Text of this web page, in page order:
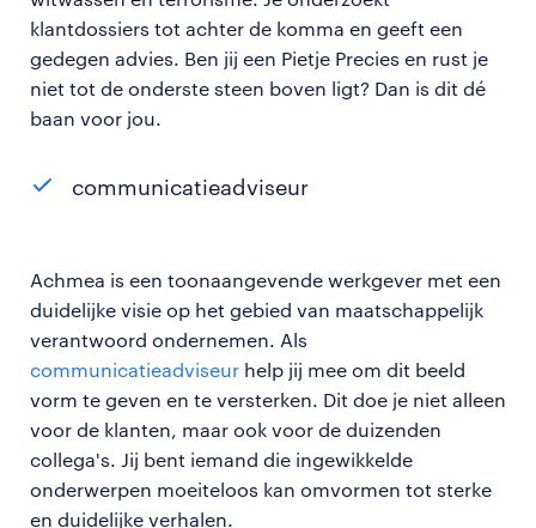
klantdossiers tot achter de komma en geeft een
gedegen advies. Ben jij een Pietje Precies en rust je
niet tot de onderste steen boven ligt? Dan is dit dé
baan voor jou.
communicatieadviseur
Achmea is een toonaangevende werkgever met een
duidelijke visie op het gebied van maatschappelijk
verantwoord ondernemen. Als
communicatieadviseur help jij mee om dit beeld
vorm te geven en te versterken. Dit doe je niet alleen
voor de klanten, maar ook voor de duizenden
collega's. Jij bent iemand die ingewikkelde
onderwerpen moeiteloos kan omvormen tot sterke
en duidelijke verhalen.